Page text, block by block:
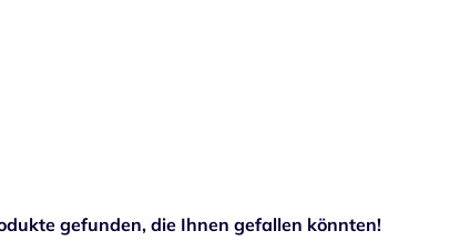
gefunden, die Ihnen gefallen könnten!